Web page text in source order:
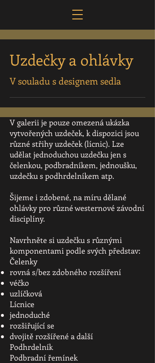
Uzdečky a ohlávky
V souladu s designem sedla
V galerii je pouze omezená ukázka
vytvořených uzdeček, k dispozici jsou
různé střihy uzdeček (lícnic). Lze
udělat jednoduchou uzdečku jen s
čelenkou, podbradníkem, jednoušku,
uzdečku s podhrdelníkem atp.
Šijeme i zdobené, na míru dělané
ohlávky pro různé westernové závodní
disciplíny.
Navrhněte si uzdečku s různými
komponentami podle svých představ:
Čelenky
rovná s/bez zdobného rozšíření
véčko
uzlíčková
Lícnice
jednoduché
rozšiřující se
dvojitě rozšířené a další
Podhrdelník
Podbradní řemínek